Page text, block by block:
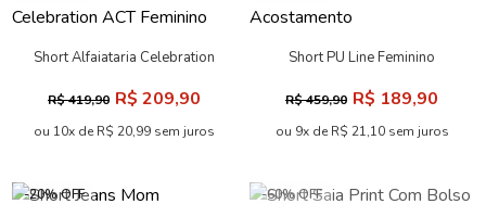
Short Alfaiataria Celebration
R$ 419,90 R$ 209,90
ou 10x de R$ 20,99 sem juros
Short PU Line Feminino
R$ 459,90 R$ 189,90
ou 9x de R$ 21,10 sem juros
-20% OFF -60% OFF